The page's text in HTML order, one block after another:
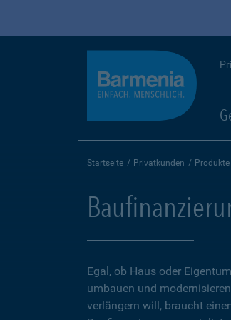
Startseite Privatkunden Produkte
Egal, ob Haus oder
umbauen und
verlängern will, braucht